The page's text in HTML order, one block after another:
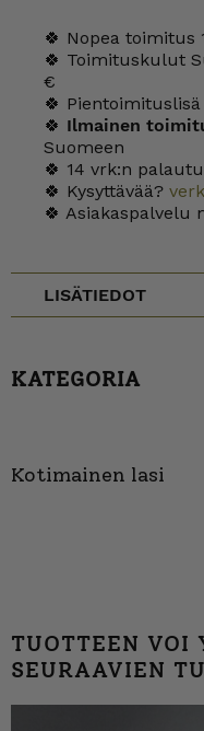
🍀 Nopea toimitus
🍀 Toimituskulut
€
🍀
🍀 Ilmainen
Suomeen
🍀 14 vrk:n
🍀 Kysyttävää?
🍀 Asiakaspalvelu
LISÄTIEDOT
KATEGORIA
Kotimainen lasi
TUOTTEEN VOI
SEURAAVIEN